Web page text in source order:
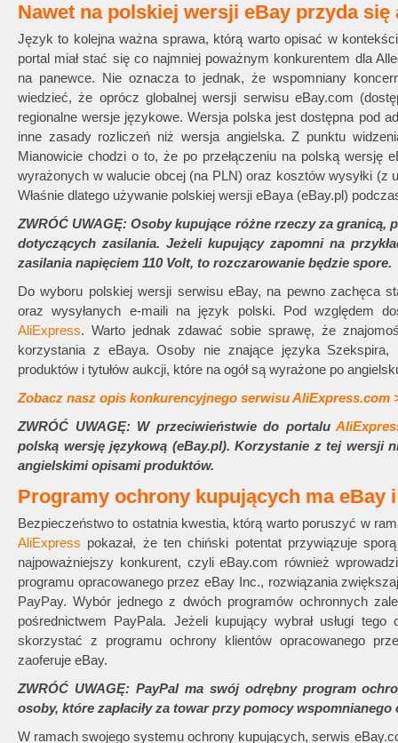
Nawet na polskiej wersji eBay przyda się
Język to kolejna ważna sprawa, którą warto opisać w
portal miał stać się co najmniej poważnym konkurentem dla
na panewce. Nie oznacza to jednak, że wspomniany
wiedzieć, że oprócz globalnej wersji serwisu eBay.com
regionalne wersje językowe. Wersja polska jest dostępna pod
inne zasady rozliczeń niż wersja angielska. Z punktu
Mianowicie chodzi o to, że po przełączeniu na polską wersję
wyrażonych w walucie obcej (na PLN) oraz kosztów wysyłki (z
Właśnie dlatego używanie polskiej wersji eBaya (eBay.pl)
ZWRÓĆ UWAGĘ: Osoby kupujące różne rzeczy za
dotyczących zasilania. Jeżeli kupujący zapomni na
zasilania napięciem 110 Volt, to rozczarowanie będzie spore.
Do wyboru polskiej wersji serwisu eBay, na pewno zachęca
oraz wysyłanych e-maili na język polski. Pod względem
AliExpress. Warto jednak zdawać sobie sprawę, że
korzystania z eBaya. Osoby nie znające języka
produktów i tytułów aukcji, które na ogół są wyrażone po
Zobacz nasz opis konkurencyjnego serwisu
ZWRÓĆ UWAGĘ: W przeciwieństwie do portalu
polską wersję językową (eBay.pl). Korzystanie z tej wersji
angielskimi opisami produktów.
Programy ochrony kupujących ma eBay
Bezpieczeństwo to ostatnia kwestia, którą warto poruszyć w
AliExpress pokazał, że ten chiński potentat przywiązuje
najpoważniejszy konkurent, czyli eBay.com również
programu opracowanego przez eBay Inc., rozwiązania
PayPay. Wybór jednego z dwóch programów ochronnych
pośrednictwem PayPala. Jeżeli kupujący wybrał usługi tego
skorzystać z programu ochrony klientów opracowanego
zaoferuje eBay.
ZWRÓĆ UWAGĘ: PayPal ma swój odrębny program
osoby, które zapłaciły za towar przy pomocy wspomnianego
W ramach swojego systemu ochrony kupujących, serwis